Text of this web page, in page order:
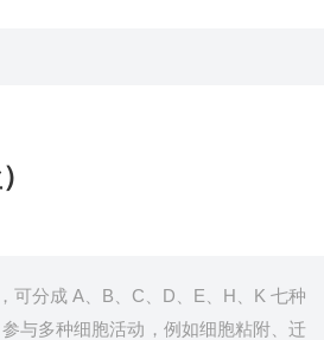
可分成 A、B、C、D、E、H、K 七种
与多种细胞活动，例如细胞粘附、迁